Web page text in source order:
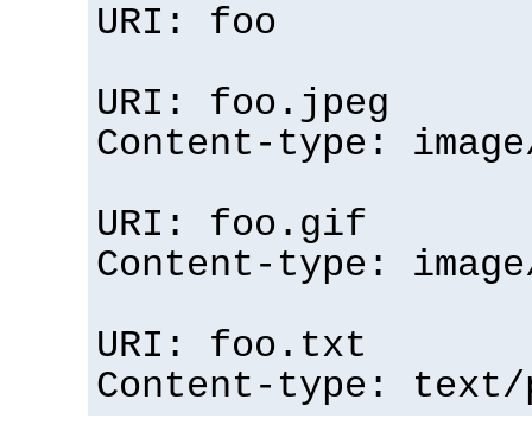
URI: foo
URI: foo.jpeg
Content-type:
URI: foo.gif
Content-type:
URI: foo.txt
Content-type: